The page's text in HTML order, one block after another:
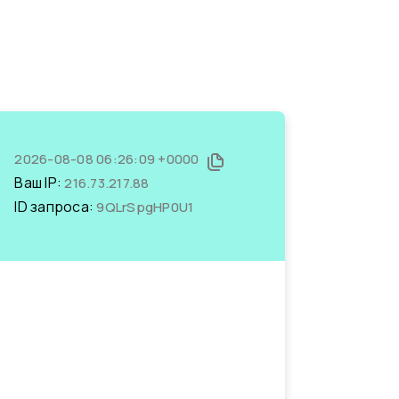
2026-08-08 06:26:09 +0000
Ваш IP:216.73.217.88
ID запроса:9QLrSpgHP0U1